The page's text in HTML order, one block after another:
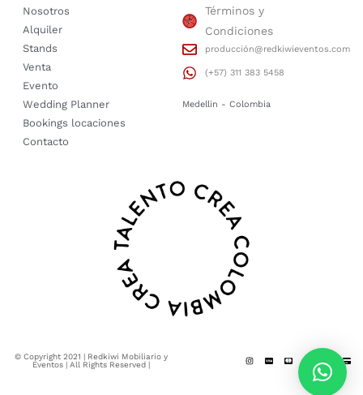
Nosotros
Alquiler
Stands
Venta
Evento
Wedding Planner
Bookings locaciones
Contacto
Términos y
Condiciones
producción@redkiwieventos.com
(+57) 311 383 5458
Medellin - Colombia
© Copyright 2021 | Redkiwi Mobiliario y
Eventos | All Rights Reserved |